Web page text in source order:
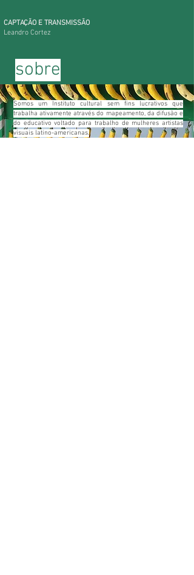
CAPTAÇÃO E TRANSMISSÃO
Leandro Cortez
sobre
Somos um Instituto cultural sem fins lucrativos que
trabalha ativamente através do mapeamento, da difusão e
do educativo voltado para trabalho de mulheres artistas
visuais latino-americanas.